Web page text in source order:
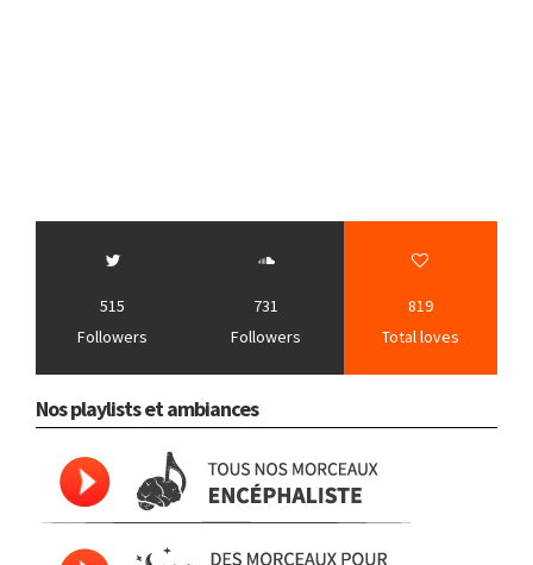
515
Followers
731
Followers
819
Total loves
Nos playlists et ambiances